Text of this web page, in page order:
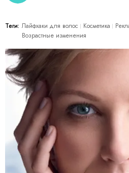
Теги: Лайфхаки для волос Косметика
Возрастные изменения